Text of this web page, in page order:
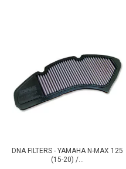
DNA FILTERS - YAMAHA N-MAX 125
(15-20) /...